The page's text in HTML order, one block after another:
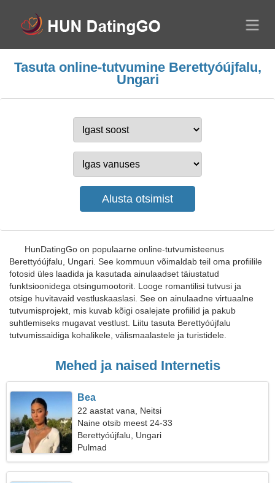
Tasuta online-tutvumine Berettyóújfalu,
Ungari
HunDatingGo on populaarne online-tutvumisteenus
Berettyóújfalu, Ungari. See kommuun võimaldab teil oma profiilile
fotosid üles laadida ja kasutada ainulaadset täiustatud
funktsioonidega otsingumootorit. Looge romantilisi tutvusi ja
otsige huvitavaid vestluskaaslasi. See on ainulaadne virtuaalne
tutvumisprojekt, mis kuvab kõigi osalejate profiilid ja pakub
suhtlemiseks mugavat vestlust. Liitu tasuta Berettyóújfalu
tutvumissaidiga kohalikele, välismaalastele ja turistidele.
Mehed ja naised Internetis
Bea
22 aastat vana, Neitsi
Naine otsib meest 24-33
Berettyóújfalu, Ungari
Pulmad